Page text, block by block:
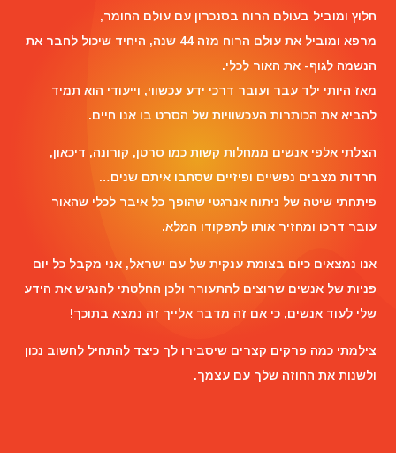
חלוץ ומוביל בעולם הרוח בסנכרון עם עולם החומר,
מרפא ומוביל את עולם הרוח מזה 44 שנה, היחיד שיכול לחבר את
הנשמה לגוף- את האור לכלי.
מאז היותי ילד עבר ועובר דרכי ידע עכשווי, וייעודי הוא תמיד
להביא את הכותרות העכשוויות של הסרט בו אנו חיים.
הצלתי אלפי אנשים ממחלות קשות כמו סרטן, קורונה, דיכאון,
חרדות מצבים נפשיים ופיזיים שסחבו איתם שנים…
פיתחתי שיטה של ניתוח אנרגטי שהופך כל איבר לכלי שהאור
עובר דרכו ומחזיר אותו לתפקודו המלא.
אנו נמצאים כיום בצומת ענקית של עם ישראל, אני מקבל כל יום
פניות של אנשים שרוצים להתעורר ולכן החלטתי להנגיש את הידע
שלי לעוד אנשים, כי אם זה מדבר אלייך זה נמצא בתוכך!
צילמתי כמה פרקים קצרים שיסבירו לך כיצד להתחיל לחשוב נכון
ולשנות את החוזה שלך עם עצמך.